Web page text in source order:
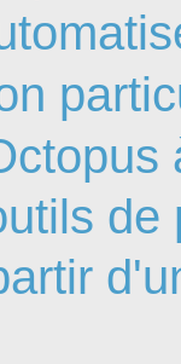
Incident
inter équipe
interéquipe
ITIL®
Journée
JUO
KB